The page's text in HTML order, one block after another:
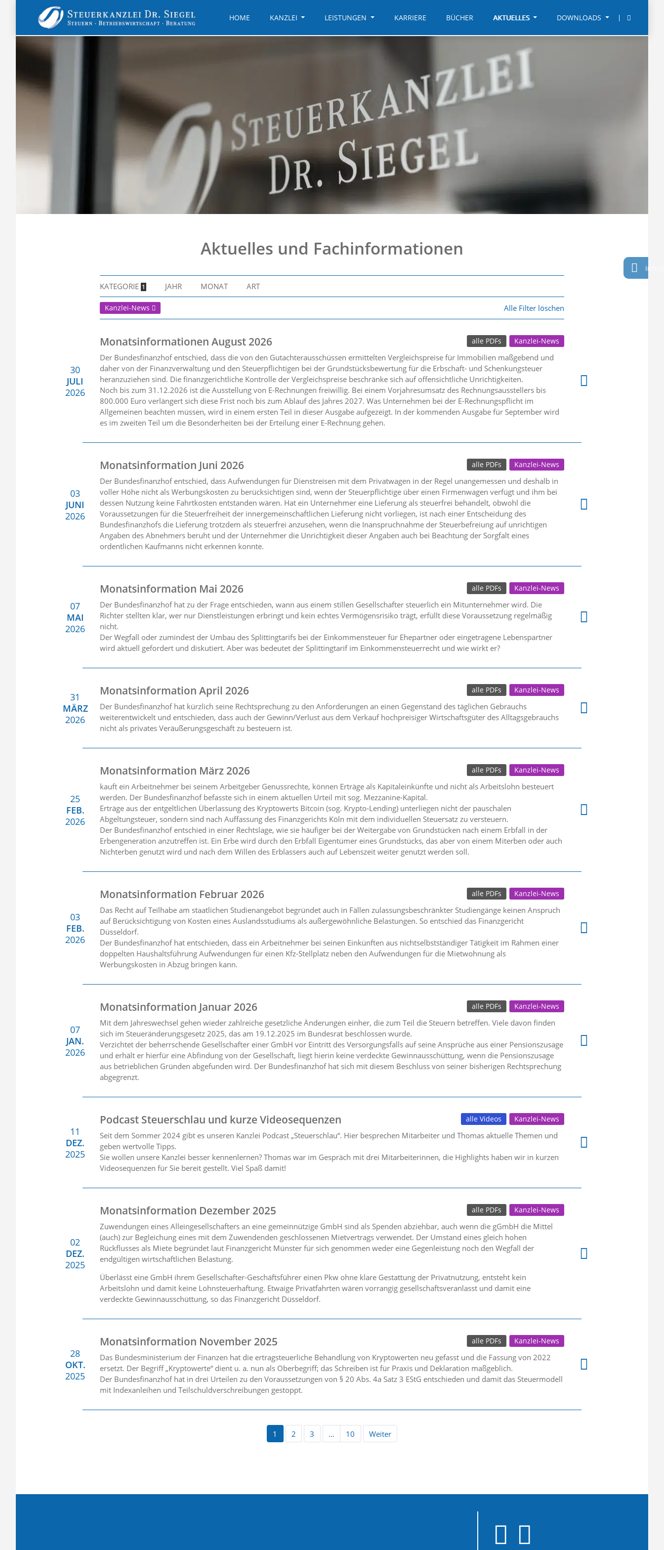
HOME KANZLEI LEISTUNGEN KARRIERE BÜCHER AKTUELLES DOWNLOADS
Aktuelles und Fachinformationen
KATEGORIE 1 JAHR MONAT ART
Kanzlei-News Alle Filter löschen
30
JULI
2026
Monatsinformationen August 2026 Kanzlei-News
alle PDFs
Der Bundesfinanzhof entschied, dass die von den Gutachterausschüssen ermittelten Vergleichspreise für Immobilien maßgebend und
daher von der Finanzverwaltung und den Steuerpflichtigen bei der Grundstücksbewertung für die Erbschaft- und Schenkungsteuer
heranzuziehen sind. Die finanzgerichtliche Kontrolle der Vergleichspreise beschränke sich auf offensichtliche Unrichtigkeiten.
Noch bis zum 31.12.2026 ist die Ausstellung von E-Rechnungen freiwillig. Bei einem Vorjahresumsatz des Rechnungsausstellers bis
800.000 Euro verlängert sich diese Frist noch bis zum Ablauf des Jahres 2027. Was Unternehmen bei der E-Rechnungspflicht im
Allgemeinen beachten müssen, wird in einem ersten Teil in dieser Ausgabe aufgezeigt. In der kommenden Ausgabe für September wird
es im zweiten Teil um die Besonderheiten bei der Erteilung einer E-Rechnung gehen.
03
JUNI
2026
Monatsinformation Juni 2026 Kanzlei-News
alle PDFs
Der Bundesfinanzhof entschied, dass Aufwendungen für Dienstreisen mit dem Privatwagen in der Regel unangemessen und deshalb in
voller Höhe nicht als Werbungskosten zu berücksichtigen sind, wenn der Steuerpflichtige über einen Firmenwagen verfügt und ihm bei
dessen Nutzung keine Fahrtkosten entstanden wären. Hat ein Unternehmer eine Lieferung als steuerfrei behandelt, obwohl die
Voraussetzungen für die Steuerfreiheit der innergemeinschaftlichen Lieferung nicht vorliegen, ist nach einer Entscheidung des
Bundesfinanzhofs die Lieferung trotzdem als steuerfrei anzusehen, wenn die Inanspruchnahme der Steuerbefreiung auf unrichtigen
Angaben des Abnehmers beruht und der Unternehmer die Unrichtigkeit dieser Angaben auch bei Beachtung der Sorgfalt eines
ordentlichen Kaufmanns nicht erkennen konnte.
07
MAI
2026
Monatsinformation Mai 2026 Kanzlei-News
alle PDFs
Der Bundesfinanzhof hat zu der Frage entschieden, wann aus einem stillen Gesellschafter steuerlich ein Mitunternehmer wird. Die
Richter stellten klar, wer nur Dienstleistungen erbringt und kein echtes Vermögensrisiko trägt, erfüllt diese Voraussetzung regelmäßig
nicht.
Der Wegfall oder zumindest der Umbau des Splittingtarifs bei der Einkommensteuer für Ehepartner oder eingetragene Lebenspartner
wird aktuell gefordert und diskutiert. Aber was bedeutet der Splittingtarif im Einkommensteuerrecht und wie wirkt er?
31
MÄRZ
2026
Monatsinformation April 2026 Kanzlei-News
alle PDFs
Der Bundesfinanzhof hat kürzlich seine Rechtsprechung zu den Anforderungen an einen Gegenstand des täglichen Gebrauchs
weiterentwickelt und entschieden, dass auch der Gewinn/Verlust aus dem Verkauf hochpreisiger Wirtschaftsgüter des Alltagsgebrauchs
nicht als privates Veräußerungsgeschäft zu besteuern ist.
25
FEB.
2026
Monatsinformation März 2026 Kanzlei-News
alle PDFs
kauft ein Arbeitnehmer bei seinem Arbeitgeber Genussrechte, können Erträge als Kapitaleinkünfte und nicht als Arbeitslohn besteuert
werden. Der Bundesfinanzhof befasste sich in einem aktuellen Urteil mit sog. Mezzanine-Kapital.
Erträge aus der entgeltlichen Überlassung des Kryptowerts Bitcoin (sog. Krypto-Lending) unterliegen nicht der pauschalen
Abgeltungsteuer, sondern sind nach Auffassung des Finanzgerichts Köln mit dem individuellen Steuersatz zu versteuern.
Der Bundesfinanzhof entschied in einer Rechtslage, wie sie häufiger bei der Weitergabe von Grundstücken nach einem Erbfall in der
Erbengeneration anzutreffen ist. Ein Erbe wird durch den Erbfall Eigentümer eines Grundstücks, das aber von einem Miterben oder auch
Nichterben genutzt wird und nach dem Willen des Erblassers auch auf Lebenszeit weiter genutzt werden soll.
03
FEB.
2026
Monatsinformation Februar 2026 Kanzlei-News
alle PDFs
Das Recht auf Teilhabe am staatlichen Studienangebot begründet auch in Fällen zulassungsbeschränkter Studiengänge keinen Anspruch
auf Berücksichtigung von Kosten eines Auslandsstudiums als außergewöhnliche Belastungen. So entschied das Finanzgericht
Düsseldorf.
Der Bundesfinanzhof hat entschieden, dass ein Arbeitnehmer bei seinen Einkünften aus nichtselbstständiger Tätigkeit im Rahmen einer
doppelten Haushaltsführung Aufwendungen für einen Kfz-Stellplatz neben den Aufwendungen für die Mietwohnung als
Werbungskosten in Abzug bringen kann.
07
JAN.
2026
Monatsinformation Januar 2026 Kanzlei-News
alle PDFs
Mit dem Jahreswechsel gehen wieder zahlreiche gesetzliche Änderungen einher, die zum Teil die Steuern betreffen. Viele davon finden
sich im Steueränderungsgesetz 2025, das am 19.12.2025 im Bundesrat beschlossen wurde.
Verzichtet der beherrschende Gesellschafter einer GmbH vor Eintritt des Versorgungsfalls auf seine Ansprüche aus einer Pensionszusage
und erhält er hierfür eine Abfindung von der Gesellschaft, liegt hierin keine verdeckte Gewinnausschüttung, wenn die Pensionszusage
aus betrieblichen Gründen abgefunden wird. Der Bundesfinanzhof hat sich mit diesem Beschluss von seiner bisherigen Rechtsprechung
abgegrenzt.
11
DEZ.
2025
Podcast Steuerschlau und kurze Videosequenzen Kanzlei-News
alle Videos
Seit dem Sommer 2024 gibt es unseren Kanzlei Podcast „Steuerschlau“. Hier besprechen Mitarbeiter und Thomas aktuelle Themen und
geben wertvolle Tipps.
Sie wollen unsere Kanzlei besser kennenlernen? Thomas war im Gespräch mit drei Mitarbeiterinnen, die Highlights haben wir in kurzen
Videosequenzen für Sie bereit gestellt. Viel Spaß damit!
02
DEZ.
2025
Monatsinformation Dezember 2025 Kanzlei-News
alle PDFs
Zuwendungen eines Alleingesellschafters an eine gemeinnützige GmbH sind als Spenden abziehbar, auch wenn die gGmbH die Mittel
(auch) zur Begleichung eines mit dem Zuwendenden geschlossenen Mietvertrags verwendet. Der Umstand eines gleich hohen
Rückflusses als Miete begründet laut Finanzgericht Münster für sich genommen weder eine Gegenleistung noch den Wegfall der
endgültigen wirtschaftlichen Belastung.
Überlässt eine GmbH ihrem Gesellschafter-Geschäftsführer einen Pkw ohne klare Gestattung der Privatnutzung, entsteht kein
Arbeitslohn und damit keine Lohnsteuerhaftung. Etwaige Privatfahrten wären vorrangig gesellschaftsveranlasst und damit eine
verdeckte Gewinnausschüttung, so das Finanzgericht Düsseldorf.
28
OKT.
2025
Monatsinformation November 2025 Kanzlei-News
alle PDFs
Das Bundesministerium der Finanzen hat die ertragsteuerliche Behandlung von Kryptowerten neu gefasst und die Fassung von 2022
ersetzt. Der Begriff „Kryptowerte“ dient u. a. nun als Oberbegriff; das Schreiben ist für Praxis und Deklaration maßgeblich.
Der Bundesfinanzhof hat in drei Urteilen zu den Voraussetzungen von § 20 Abs. 4a Satz 3 EStG entschieden und damit das Steuermodell
mit Indexanleihen und Teilschuldverschreibungen gestoppt.
1 2 3 … 10 Weiter